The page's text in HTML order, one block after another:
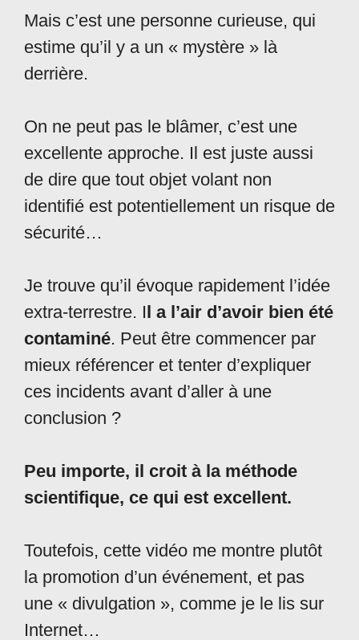
Mais c’est une personne curieuse, qui
estime qu’il y a un « mystère » là
derrière.
On ne peut pas le blâmer, c’est une
excellente approche. Il est juste aussi
de dire que tout objet volant non
identifié est potentiellement un risque de
sécurité…
Je trouve qu’il évoque rapidement l’idée
extra-terrestre. I l a l’air d’avoir bien été
contaminé. Peut être commencer par
mieux référencer et tenter d’expliquer
ces incidents avant d’aller à une
conclusion ?
Peu importe, il croit à la méthode
scientifique, ce qui est excellent.
Toutefois, cette vidéo me montre plutôt
la promotion d’un événement, et pas
une « divulgation », comme je le lis sur
Internet…